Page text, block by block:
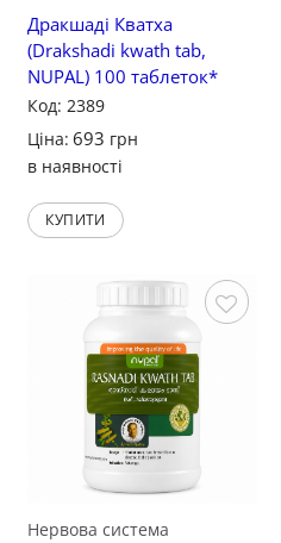
Дракшаді Кватха
(Drakshadi kwath tab,
NUPAL) 100 таблеток*
Код: 2389
Ціна: 693 грн
в наявності
КУПИТИ
Зберегти
Нервова система